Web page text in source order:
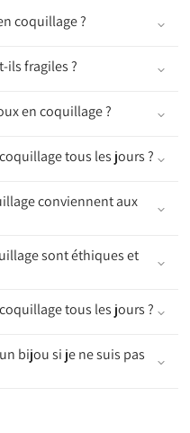
coquillage ?
ils fragiles ?
en coquillage ?
tous les jours ?
conviennent aux
sont éthiques et
tous les jours ?
bijou si je ne suis pas